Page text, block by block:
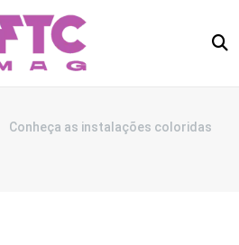
Conheça as instalações coloridas